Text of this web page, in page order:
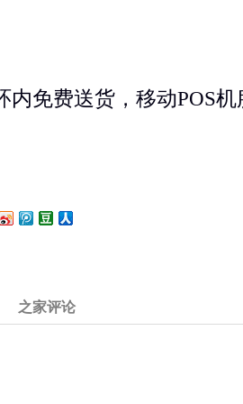
内免费送货，移动POS机
之家评论